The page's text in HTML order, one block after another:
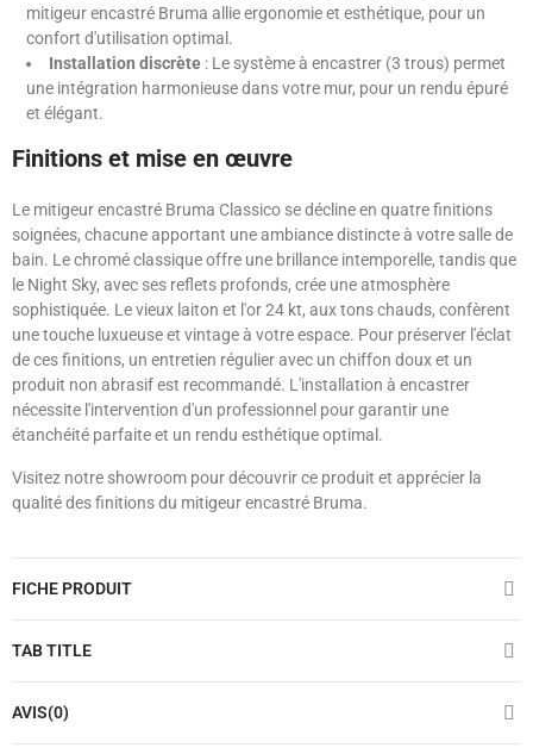
mitigeur encastré Bruma allie ergonomie et esthétique, pour un
confort d'utilisation optimal.
Installation discrète : Le système à encastrer (3 trous) permet
une intégration harmonieuse dans votre mur, pour un rendu épuré
et élégant.
Finitions et mise en œuvre
Le mitigeur encastré Bruma Classico se décline en quatre finitions
soignées, chacune apportant une ambiance distincte à votre salle de
bain. Le chromé classique offre une brillance intemporelle, tandis que
le Night Sky, avec ses reflets profonds, crée une atmosphère
sophistiquée. Le vieux laiton et l'or 24 kt, aux tons chauds, confèrent
une touche luxueuse et vintage à votre espace. Pour préserver l'éclat
de ces finitions, un entretien régulier avec un chiffon doux et un
produit non abrasif est recommandé. L'installation à encastrer
nécessite l'intervention d'un professionnel pour garantir une
étanchéité parfaite et un rendu esthétique optimal.
Visitez notre showroom pour découvrir ce produit et apprécier la
qualité des finitions du mitigeur encastré Bruma.
FICHE PRODUIT
TAB TITLE
AVIS(0)